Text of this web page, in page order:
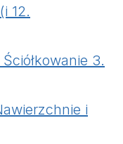
12.
3.
i